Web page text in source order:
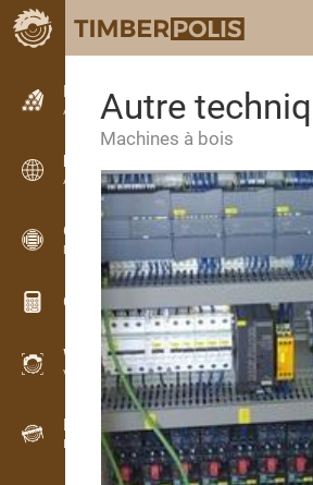
Petites annonces
Annonces texte
Petites annonces
Annonces internationales
OPTI-TIMB
Plans de débit
Calculateurs pour le bois
WoodProfi
Volume de bois avec IA
Enregistreur
Inventaire du bois sur le terrain
Autre
Machines à bois